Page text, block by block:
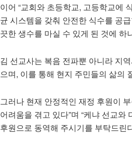
이어 “교회와 초등학교, 고등학교에
균 시스템을 갖춰 안전한 식수를 공
끗한 생수를 마실 수 있게 된 것에 하
김 선교사는 복음 전파뿐 아니라 지
으며, 이를 통해 현지 주민들의 삶의
그러나 현재 안정적인 재정 후원이
어려움을 겪고 있다”며 “케냐 선교
후원으로 동역해 주시기를 부탁드린